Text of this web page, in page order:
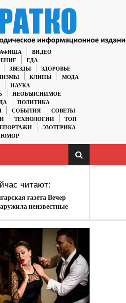
АФИША
ВИДЕО
ЕДА
ЗВЕЗДЫ
ЗДОРОВЬЕ
КЛИПЫ
МОДА
НАУКА
НЕОБЪЯСНИМОЕ
ПОЛИТИКА
СОБЫТИЯ
СОВЕТЫ
ТЕХНОЛОГИИ
ТОП
ЭЗОТЕРИКА
ЮМОР
читают:
газета Вечер
неизвестные